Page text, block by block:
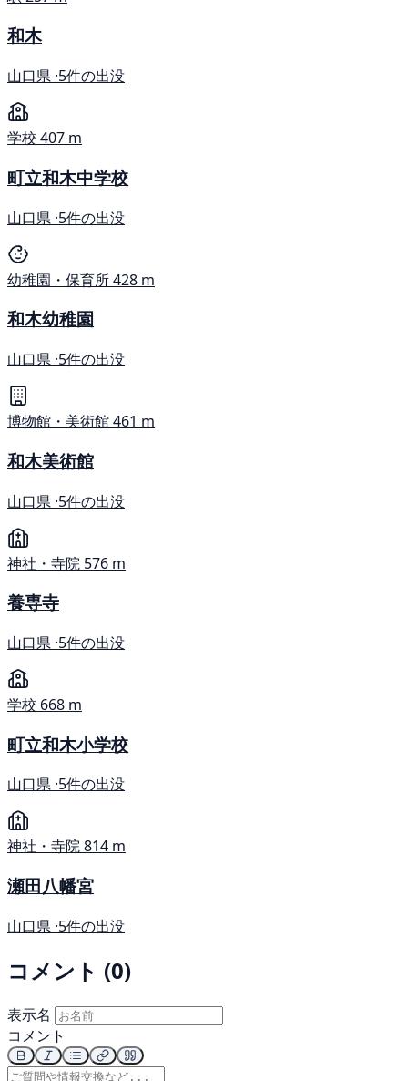
和木
山口県 ·5件の出没
学校 407 m
町立和木中学校
山口県 ·5件の出没
幼稚園・保育所428 m
和木幼稚園
山口県 ·5件の出没
博物館・美術館461 m
和木美術館
山口県 ·5件の出没
神社・寺院 576 m
養専寺
山口県 ·5件の出没
学校 668 m
町立和木小学校
山口県 ·5件の出没
神社・寺院814 m
瀬田八幡宮
山口県 ·5件の出没
コメント (0)
表示名
コメント